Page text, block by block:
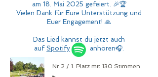
am 18. Mai 2025 gefeiert. 🎉🏆
Vielen Dank für Eure Unterstützung und
Euer Engagement! 🙏
Das Lied kannst du jetzt auch
auf Spotify anhören🎧.
Nr.2 / 1. Platz mit 130 Stimmen